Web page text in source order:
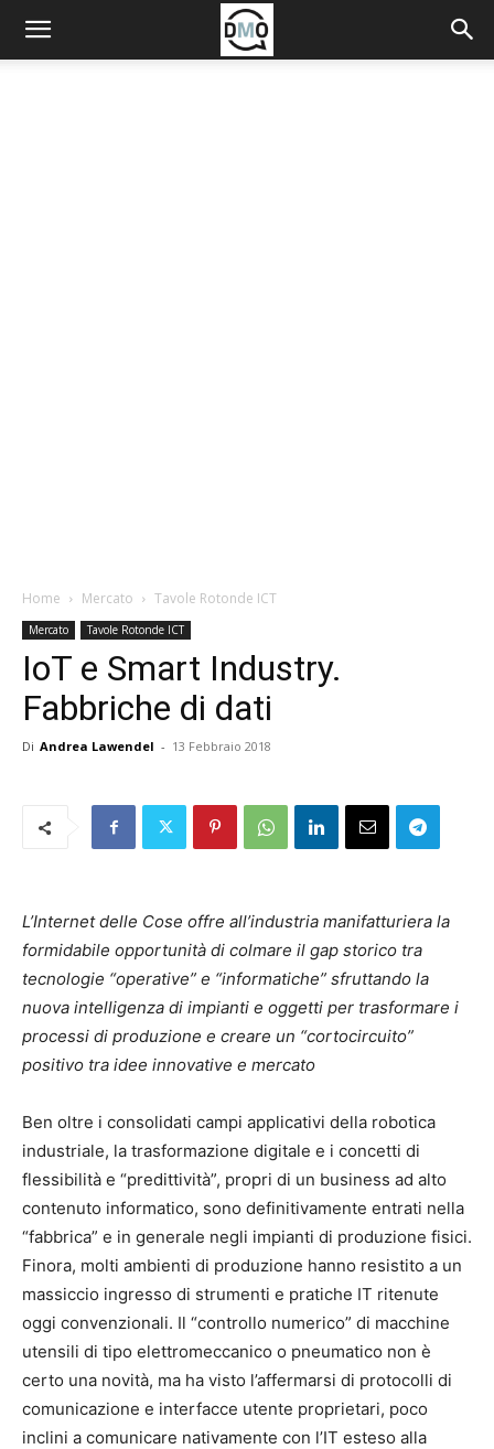
Home Mercato Tavole Rotonde ICT
Mercato Tavole Rotonde ICT
IoT e Smart Industry.
Fabbriche di dati
Di Andrea Lawendel - 13 Febbraio 2018
L’Internet delle Cose offre all’industria manifatturiera la
formidabile opportunità di colmare il gap storico tra
tecnologie “operative” e “informatiche” sfruttando la
nuova intelligenza di impianti e oggetti per trasformare i
processi di produzione e creare un “cortocircuito”
positivo tra idee innovative e mercato
Ben oltre i consolidati campi applicativi della robotica
industriale, la trasformazione digitale e i concetti di
flessibilità e “predittività”, propri di un business ad alto
contenuto informatico, sono definitivamente entrati nella
“fabbrica” e in generale negli impianti di produzione fisici.
Finora, molti ambienti di produzione hanno resistito a un
massiccio ingresso di strumenti e pratiche IT ritenute
oggi convenzionali. Il “controllo numerico” di macchine
utensili di tipo elettromeccanico o pneumatico non è
certo una novità, ma ha visto l’affermarsi di protocolli di
comunicazione e interfacce utente proprietari, poco
inclini a comunicare nativamente con l’IT esteso alla